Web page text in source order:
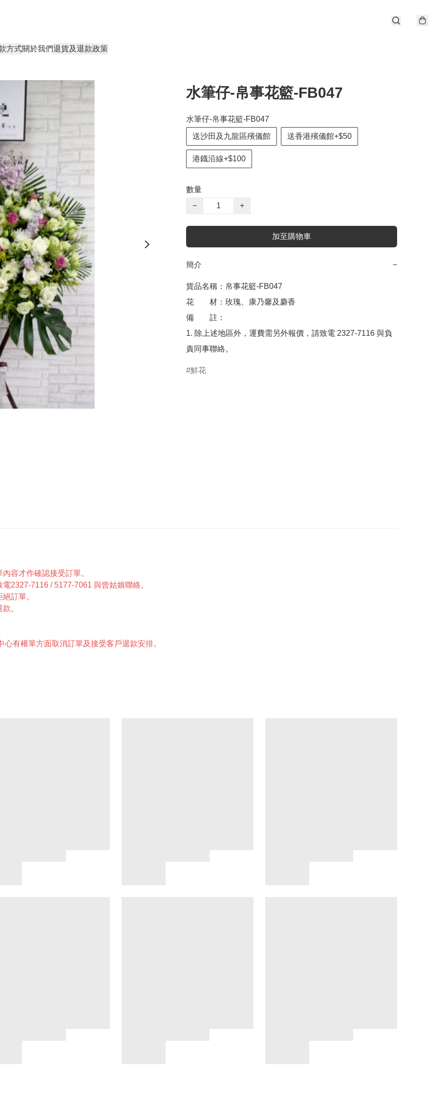
方式關於我們退貨及退款政策
水筆仔-帛事花籃-FB047
水筆仔-帛事花籃-FB047
送沙田及九龍區殯儀館 送香港殯儀館+$50
港鐡沿線+$100
數量
−
+
加至購物車
簡介 −
貨品名稱：帛事花籃-FB047
花　　材：玫瑰、康乃馨及麝香
備　　註：
1. 除上述地區外，運費需另外報價，請致電 2327-7116 與負
責同事聯絡。
鮮花
容才作確認接受訂單。
2327-7116 / 5177-7061 與曾姑娘聯絡。
訂單。
。
有權單方面取消訂單及接受客戶退款安排。